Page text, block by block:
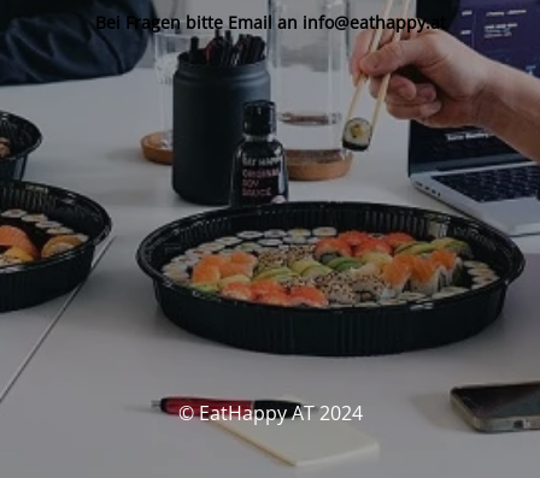
Bei Fragen bitte Email an info@eathappy.at
© EatHappy AT 2024